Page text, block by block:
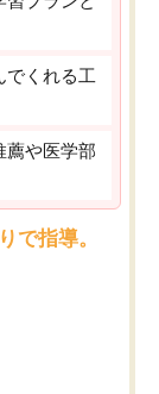
でくれる工
薦や医学部
で指導。